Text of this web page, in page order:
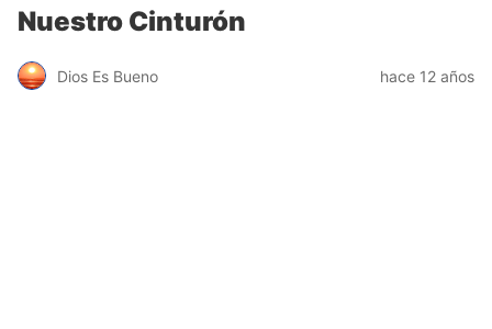
Nuestro Cinturón
Dios Es Bueno hace 12 años